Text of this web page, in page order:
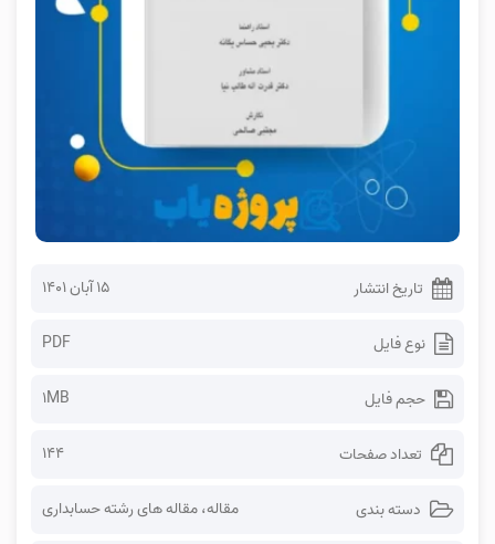
تاریخ انتشار ۱۵ آبان ۱۴۰۱
نوع فایل PDF
حجم فایل 1MB
تعداد صفحات 144
دسته بندی مقاله،مقاله های رشته حسابداری